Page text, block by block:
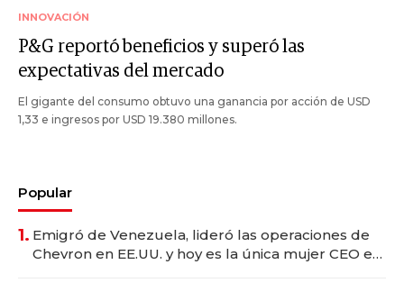
INNOVACIÓN
P&G reportó beneficios y superó las
expectativas del mercado
El gigante del consumo obtuvo una ganancia por acción de USD
1,33 e ingresos por USD 19.380 millones.
Popular
1. Emigró de Venezuela, lideró las operaciones de
Chevron en EE.UU. y hoy es la única mujer CEO en